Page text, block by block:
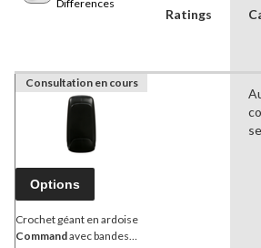
Differences
Ratings
Consultation en cours
Options
Crochet géant en ardoise
Commandavec bandes